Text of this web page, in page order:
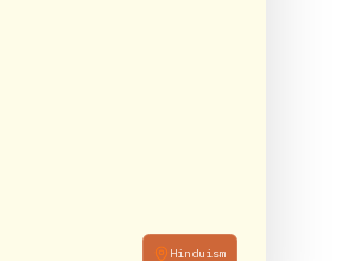
Hinduism